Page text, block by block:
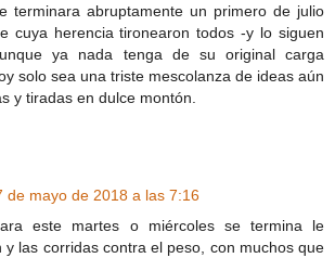
terminara abruptamente un primero de julio
cuya herencia tironearon todos -y lo siguen
ya nada tenga de su original carga
solo sea una triste mescolanza de ideas aún
y tiradas en dulce montón.
de mayo de 2018 a las 7:16
este martes o miércoles se termina le
y las corridas contra el peso, con muchos que